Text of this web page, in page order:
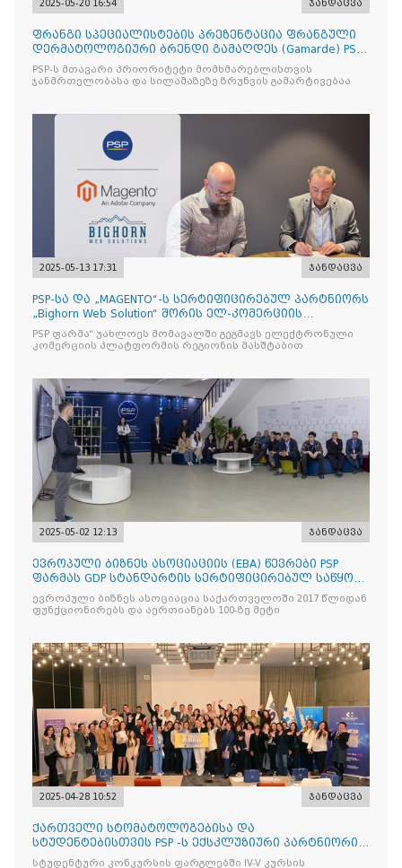
2025-05-20 16:54 ჯანდაცვა
ფრანგი სპეციალისტების პრეზენტაცია ფრანგული
დერმატოლოგიური ბრენდი გამაღდეს (Gamarde) PSP-
ს ქსელის თან
PSP-ს მთავარი პრიორიტეტი მომხმარებლისთვის
ჯანმრთელობასა და სილამაზეზე ზრუნვის გამარტივებაა
2025-05-13 17:31 ჯანდაცვა
PSP-სა და „MAGENTO“-ს სერტიფიცირებულ პარტნიორს
„Bighorn Web Solution“ შორის ელ-კომერციის
პლატფორმის
PSP ფარმა“ უახლოეს მომავალში გეგმავს ელექტრონული
კომერციის პლატფორმის რეგიონის მასშტაბით
2025-05-02 12:13 ჯანდაცვა
ევროპული ბიზნეს ასოციაციის (EBA) წევრები PSP
ფარმას GDP სტანდარტის სერტიფიცირებულ საწყობს
ესტუმრენ
ევროპული ბიზნეს ასოციაცია საქართველოში 2017 წლიდან
ფუნქციონირებს და აერთიანებს 100-ზე მეტი
2025-04-28 10:52 ჯანდაცვა
ქართველი სტომატოლოგებისა და
სტუდენტებისთვის PSP -ს ექსკლუზიური პარტნიორის
იტალიური ბრენდის Curasept-
სტუდენტური კონკურსის ფარგლებში IV-V კურსის